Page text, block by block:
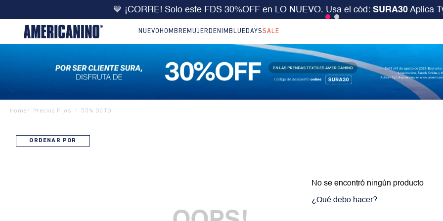
💙 ¡CORRE! Solo este FDS 30%OFF en LO NUEVO. Usa el cód: SURA30 Aplica
NUEVO HOMBRE MUJER DENIM BLUEDAYSSALE
Home / Precios Fijos / 50% DCTO
ORDENAR POR
No se encontró ningún producto
¿Qué debo hacer?